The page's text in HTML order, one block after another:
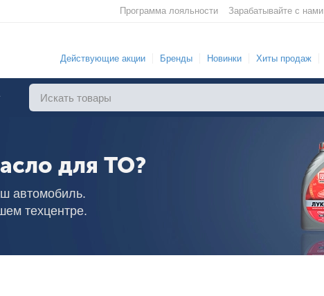
Программа лояльности Зарабатывайте с нами
Действующие акции Бренды Новинки Хиты продаж
для ТО?
автомобиль.
техцентре.